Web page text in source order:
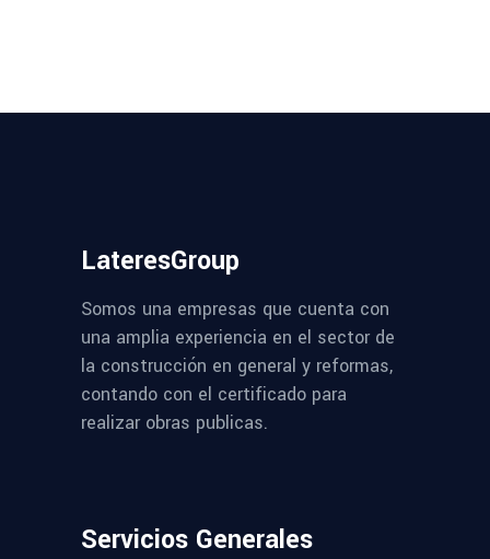
LateresGroup
Somos una empresas que cuenta con
una amplia experiencia en el sector de
la construcción en general y reformas,
contando con el certificado para
realizar obras publicas.
Servicios Generales